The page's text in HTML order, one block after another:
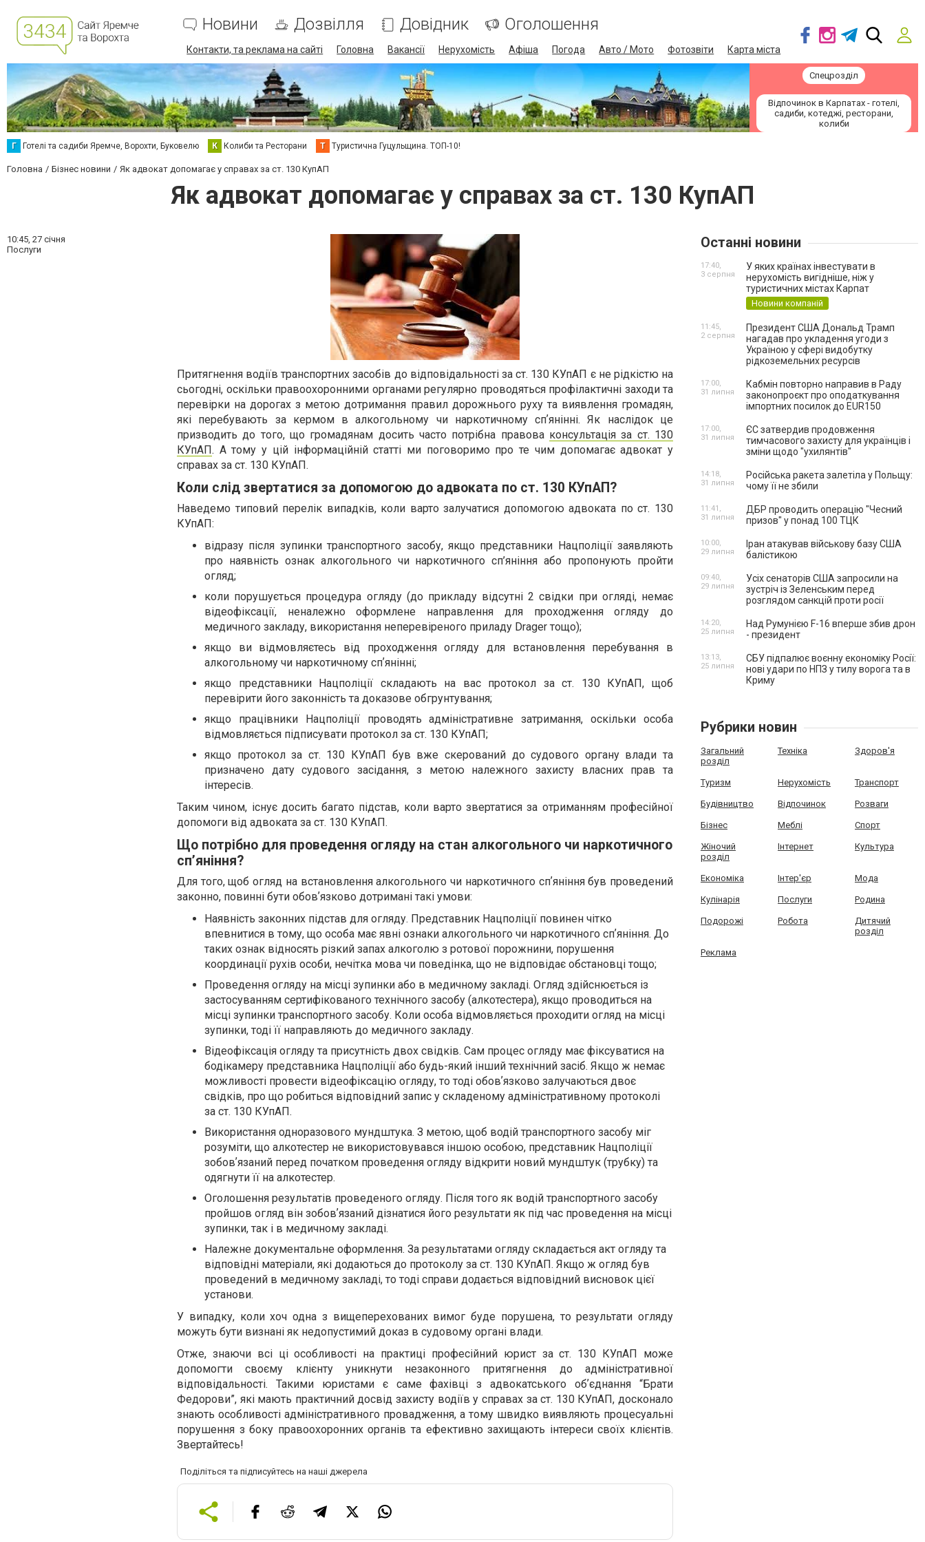
Новини Дозвілля Довідник Оголошення
Контакти, та реклама на сайті Головна Вакансії Нерухомість Афіша Погода Авто / Мото Фотозвіти Карта міста
Спецрозділ
Відпочинок в Карпатах - готелі,
садиби, котеджі, ресторани,
колиби
Г Готелі та садиби Яремче, Ворохти, Буковелю К Колиби та Ресторани Т Туристична Гуцульщина. ТОП-10!
Головна Бізнес новини Як адвокат допомагає у справах за ст. 130 КупАП
Як адвокат допомагає у справах за ст. 130 КупАП
10:45, 27 січня
Послуги
Притягнення водіїв транспортних засобів до відповідальності за ст. 130 КУпАП є не рідкістю на
сьогодні, оскільки правоохоронними органами регулярно проводяться профілактичні заходи та
перевірки на дорогах з метою дотримання правил дорожнього руху та виявлення громадян,
які перебувають за кермом в алкогольному чи наркотичному спʼянінні. Як наслідок це
призводить до того, що громадянам досить часто потрібна правова консультація за ст. 130
КУпАП. А тому у цій інформаційній статті ми поговоримо про те чим допомагає адвокат у
справах за ст. 130 КУпАП.
Коли слід звертатися за допомогою до адвоката по ст. 130 КУпАП?
Наведемо типовий перелік випадків, коли варто залучатися допомогою адвоката по ст. 130
КУпАП:
відразу після зупинки транспортного засобу, якщо представники Нацполіції заявляють
про наявність ознак алкогольного чи наркотичного сп’яніння або пропонують пройти
огляд;
коли порушується процедура огляду (до прикладу відсутні 2 свідки при огляді, немає
відеофіксації, неналежно оформлене направлення для проходження огляду до
медичного закладу, використання неперевіреного приладу Drager тощо);
якщо ви відмовляєтесь від проходження огляду для встановлення перебування в
алкогольному чи наркотичному спʼянінні;
якщо представники Нацполіції складають на вас протокол за ст. 130 КУпАП, щоб
перевірити його законність та доказове обгрунтування;
якщо працівники Нацполіції проводять адміністративне затримання, оскільки особа
відмовляється підписувати протокол за ст. 130 КУпАП;
якщо протокол за ст. 130 КУпАП був вже скерований до судового органу влади та
призначено дату судового засідання, з метою належного захисту власних прав та
інтересів.
Таким чином, існує досить багато підстав, коли варто звертатися за отриманням професійної
допомоги від адвоката за ст. 130 КУпАП.
Що потрібно для проведення огляду на стан алкогольного чи наркотичного
спʼяніння?
Для того, щоб огляд на встановлення алкогольного чи наркотичного спʼяніння був проведений
законно, повинні бути обовʼязково дотримані такі умови:
Наявність законних підстав для огляду. Представник Нацполіції повинен чітко
впевнитися в тому, що особа має явні ознаки алкогольного чи наркотичного спʼяніння. До
таких ознак відносять різкий запах алкоголю з ротової порожнини, порушення
координації рухів особи, нечітка мова чи поведінка, що не відповідає обстановці тощо;
Проведення огляду на місці зупинки або в медичному закладі. Огляд здійснюється із
застосуванням сертифікованого технічного засобу (алкотестера), якщо проводиться на
місці зупинки транспортного засобу. Коли особа відмовляється проходити огляд на місці
зупинки, тоді її направляють до медичного закладу.
Відеофіксація огляду та присутність двох свідків. Сам процес огляду має фіксуватися на
бодікамеру представника Нацполіції або будь-який інший технічний засіб. Якщо ж немає
можливості провести відеофіксацію огляду, то тоді обовʼязково залучаються двоє
свідків, про що робиться відповідний запис у складеному адміністративному протоколі
за ст. 130 КУпАП.
Використання одноразового мундштука. З метою, щоб водій транспортного засобу міг
розуміти, що алкотестер не використовувався іншою особою, представник Нацполіції
зобовʼязаний перед початком проведення огляду відкрити новий мундштук (трубку) та
одягнути її на алкотестер.
Оголошення результатів проведеного огляду. Після того як водій транспортного засобу
пройшов огляд він зобовʼязаний дізнатися його результати як під час проведення на місці
зупинки, так і в медичному закладі.
Належне документальне оформлення. За результатами огляду складається акт огляду та
відповідні матеріали, які додаються до протоколу за ст. 130 КУпАП. Якщо ж огляд був
проведений в медичному закладі, то тоді справи додається відповідний висновок цієї
установи.
У випадку, коли хоч одна з вищеперехованих вимог буде порушена, то результати огляду
можуть бути визнані як недопустимий доказ в судовому органі влади.
Отже, знаючи всі ці особливості на практиці професійний юрист за ст. 130 КУпАП може
допомогти своєму клієнту уникнути незаконного притягнення до адміністративної
відповідальності. Такими юристами є саме фахівці з адвокатського обʼєднання “Брати
Федорови”, які мають практичний досвід захисту водіїв у справах за ст. 130 КУпАП, досконало
знають особливості адміністративного провадження, а тому швидко виявляють процесуальні
порушення з боку правоохоронних органів та ефективно захищають інтереси своїх клієнтів.
Звертайтесь!
Поділіться та підписуйтесь на наші джерела
Останні новини
У яких країнах інвестувати в
нерухомість вигідніше, ніж у
туристичних містах Карпат
Новини компаній
17:40,
3 серпня
Президент США Дональд Трамп
нагадав про укладення угоди з
Україною у сфері видобутку
рідкоземельних ресурсів
11:45,
2 серпня
Кабмін повторно направив в Раду
законопроєкт про оподаткування
імпортних посилок до EUR150
17:00,
31 липня
ЄС затвердив продовження
тимчасового захисту для українців і
зміни щодо "ухилянтів"
17:00,
31 липня
Російська ракета залетіла у Польщу:
чому її не збили
14:18,
31 липня
ДБР проводить операцію "Чесний
призов" у понад 100 ТЦК
11:41,
31 липня
Іран атакував військову базу США
балістикою
10:00,
29 липня
Усіх сенаторів США запросили на
зустріч із Зеленським перед
розглядом санкцій проти росії
09:40,
29 липня
Над Румунією F-16 вперше збив дрон
- президент
14:20,
25 липня
СБУ підпалює воєнну економіку Росії:
нові удари по НПЗ у тилу ворога та в
Криму
13:13,
25 липня
Рубрики новин
Загальний
розділ
Техніка Здоров'я
Туризм Нерухомість Транспорт
Будівництво Відпочинок Розваги
Бізнес Меблі Спорт
Жіночий
розділ
Інтернет Культура
Економіка Інтер'єр Мода
Кулінарія Послуги Родина
Подорожі Робота
Дитячий
розділ
Реклама